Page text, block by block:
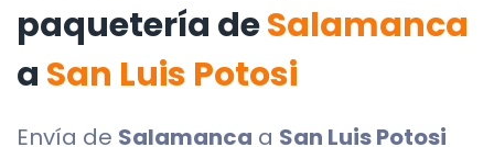
paquetería deSalamanca
a San Luis Potosi
Envía de Salamanca a San Luis Potosi